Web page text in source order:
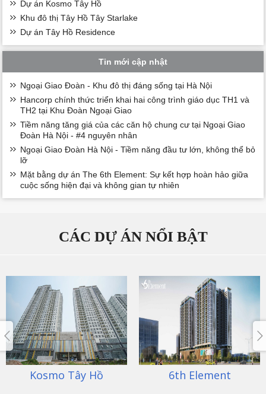
Dự án Kosmo Tây Hồ
Khu đô thị Tây Hồ Tây Starlake
Dự án Tây Hồ Residence
Tin mới cập nhật
Ngoại Giao Đoàn - Khu đô thị đáng sống tại Hà Nội
Hancorp chính thức triển khai hai công trình giáo dục TH1 và
TH2 tại Khu Đoàn Ngoại Giao
Tiềm năng tăng giá của các căn hộ chung cư tại Ngoại Giao
Đoàn Hà Nội - #4 nguyên nhân
Ngoại Giao Đoàn Hà Nội - Tiềm năng đầu tư lớn, không thể bỏ
lỡ
Mặt bằng dự án The 6th Element: Sự kết hợp hoàn hảo giữa
cuộc sống hiện đại và không gian tự nhiên
CÁC DỰ ÁN NỔI BẬT
6th Element An Bình City